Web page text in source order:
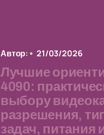
Автор: 21/03/2026
Лучшие
4090:
выбору
разрешения,
задач, питания